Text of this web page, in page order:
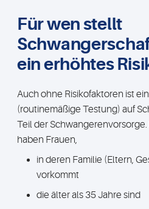
Für wen stellt
ein erhöhtes
Auch ohne Risikofaktoren ist
(routinemäßige Testung) auf
Teil der Schwangerenvorsorge.
haben Frauen,
in deren Familie (Eltern,
vorkommt
die älter als 35 Jahre sind